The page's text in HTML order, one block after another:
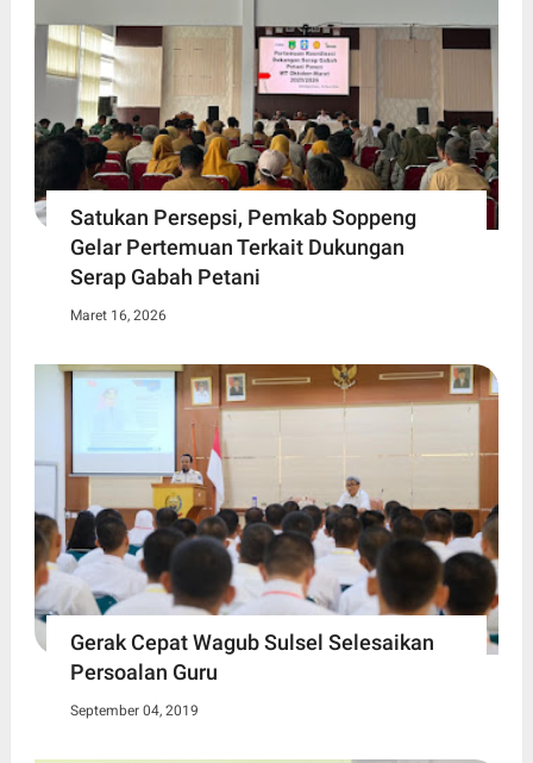
Satukan Persepsi, Pemkab Soppeng
Gelar Pertemuan Terkait Dukungan
Serap Gabah Petani
Maret 16, 2026
Gerak Cepat Wagub Sulsel Selesaikan
Persoalan Guru
September 04, 2019